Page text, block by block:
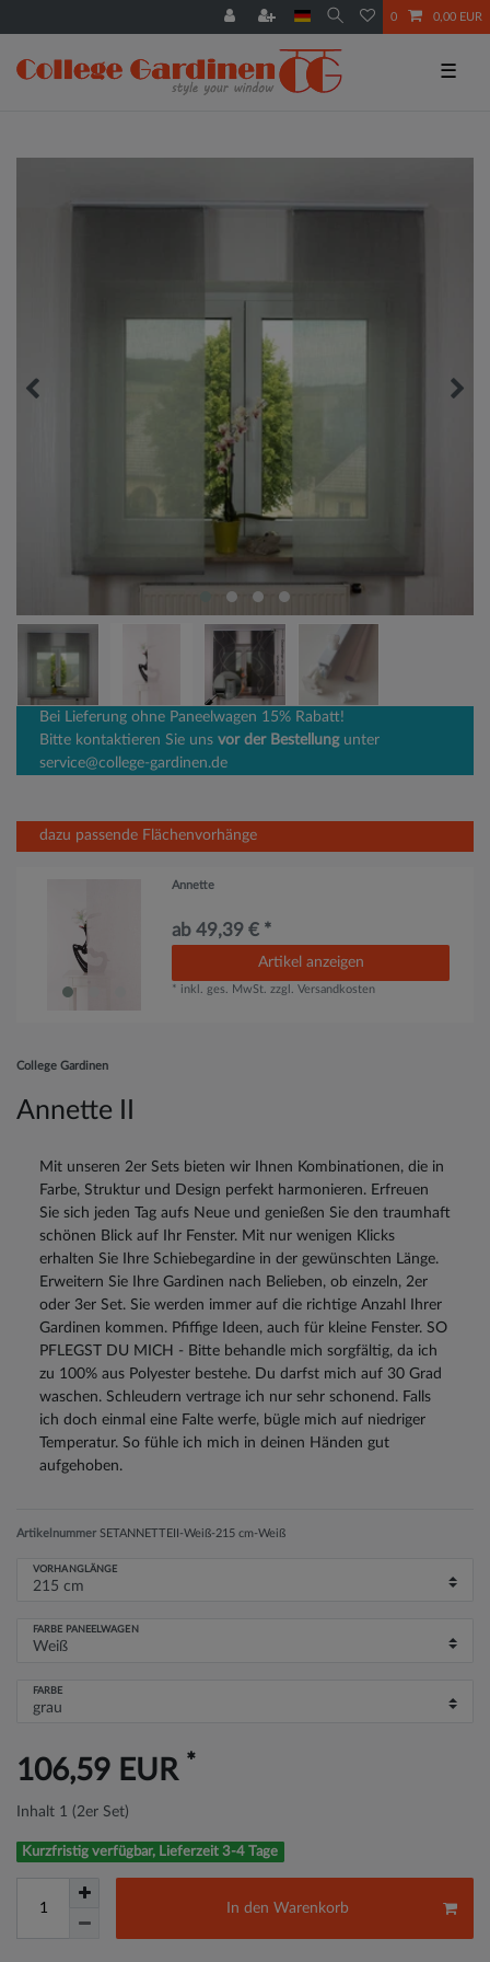
0 0,00 EUR
☰
Bei Lieferung ohne Paneelwagen 15% Rabatt!
Bitte kontaktieren Sie uns vor der Bestellungunter
service@college-gardinen.de
dazu passende Flächenvorhänge
Annette
ab 49,39 € *
Artikel anzeigen
* inkl. ges. MwSt. zzgl.Versandkosten
College Gardinen
Annette II
Mit unseren 2er Sets bieten wir Ihnen Kombinationen, die in
Farbe, Struktur und Design perfekt harmonieren. Erfreuen
Sie sich jeden Tag aufs Neue und genießen Sie den traumhaft
schönen Blick auf Ihr Fenster. Mit nur wenigen Klicks
erhalten Sie Ihre Schiebegardine in der gewünschten Länge.
Erweitern Sie Ihre Gardinen nach Belieben, ob einzeln, 2er
oder 3er Set. Sie werden immer auf die richtige Anzahl Ihrer
Gardinen kommen. Pfiffige Ideen, auch für kleine Fenster. SO
PFLEGST DU MICH - Bitte behandle mich sorgfältig, da ich
zu 100% aus Polyester bestehe. Du darfst mich auf 30 Grad
waschen. Schleudern vertrage ich nur sehr schonend. Falls
ich doch einmal eine Falte werfe, bügle mich auf niedriger
Temperatur. So fühle ich mich in deinen Händen gut
aufgehoben.
Artikelnummer SETANNETTEII-Weiß-215 cm-Weiß
VORHANGLÄNGE
FARBE PANEELWAGEN
FARBE
106,59 EUR *
Inhalt 1 (2er Set)
Kurzfristig verfügbar, Lieferzeit 3-4 Tage
In den Warenkorb